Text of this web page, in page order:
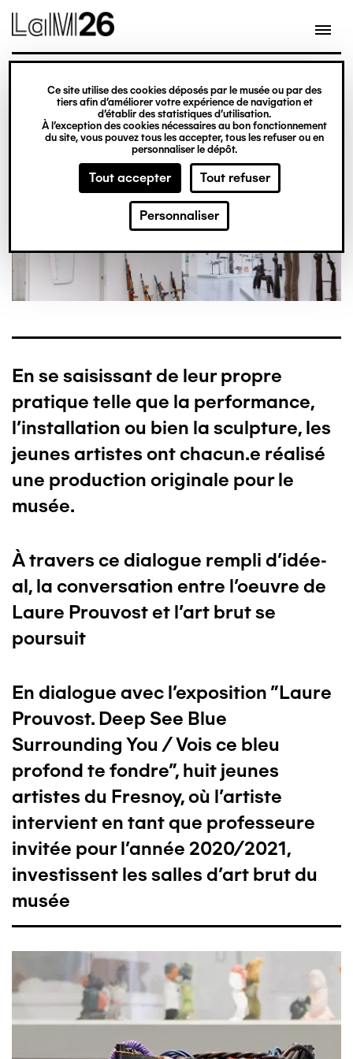
Gestion des cookies
Ce site utilise des cookies déposés par le musée ou par des
tiers afin d’améliorer votre expérience de navigation et
d’établir des statistiques d’utilisation.
À l’exception des cookies nécessaires au bon fonctionnement
du site, vous pouvez tous les accepter, tous les refuser ou en
personnaliser le dépôt.
Tout accepter Tout refuser
Personnaliser
Aller
au
contenu
principal
Idéal art brut
En se saisissant de leur propre
pratique telle que la performance,
l’installation ou bien la sculpture, les
jeunes artistes ont chacun.e réalisé
une production originale pour le
musée.
À travers ce dialogue rempli d’idée-
al, la conversation entre l'oeuvre de
Laure Prouvost et l’art brut se
poursuit
En dialogue avec l’exposition "Laure
Prouvost. Deep See Blue
Surrounding You / Vois ce bleu
profond te fondre", huit jeunes
artistes du Fresnoy, où l’artiste
intervient en tant que professeure
invitée pour l’année 2020/2021,
investissent les salles d’art brut du
musée